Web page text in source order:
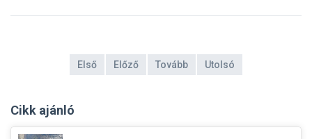
Első Előző Tovább Utolsó
Cikk ajánló